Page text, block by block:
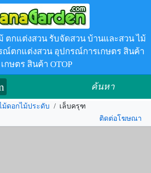
ตกแต่งสวน รับจัดสวน บ้านและสวน ไม้
ณ์ตกแต่งสวน อุปกรณ์การเกษตร สินค้า
เกษตร สินค้า OTOP
ค้นหา
ดอกไม้ประดับ / เล็บครุฑ
ติดต่อโฆษณา